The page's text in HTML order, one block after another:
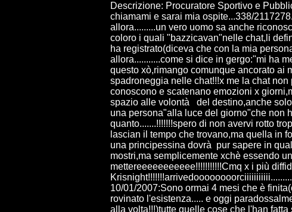
Descrizione: Procuratore Sportivo e
chiamami e sarai mia ospite...338/2117278.
allora.........un vero uomo sa anche
coloro i quali "bazzicavan"nelle chat,li
ha registrato(diceva che con la mia
allora...........come si dice in gergo:"mi ha
questo xò,rimango comunque ancorato ai
spadroneggia nelle chat!!!x me la chat
conoscono e scatenano emozioni x
spazio alle volontà del destino,anche
una persona"alla luce del giorno"che non
quanto.......!!!!!!!spero di non avervi rotto
lascian il tempo che trovano,ma quella in
una principessina dovrà pur sapere in
mostri,ma semplicemente xchè essendo
mettereeeeeeeeeee!!!!!!!!!!!Cmq x i più
10/01/2007:Sono ormai 4 mesi che è
rovinato l'esistenza..... e oggi
alla volta!!!)tutte quelle cose che l'han